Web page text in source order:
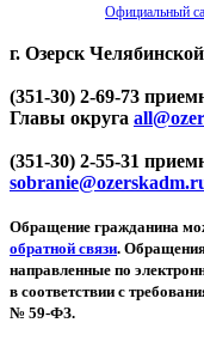
Официальный
г. Озерск
(351-30) 2-69-73
Главы округа
(351-30) 2-55-31
Обращение гражданина
обратной связи.
направленные по
в соответствии с
№ 59-ФЗ.